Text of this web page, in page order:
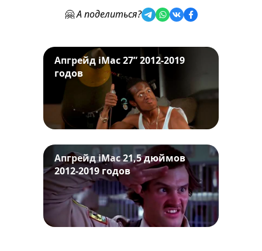
🤗А поделиться?
Апгрейд iMac 27” 2012-2019
годов
Апгрейд iMac 21,5 дюймов
2012-2019 годов